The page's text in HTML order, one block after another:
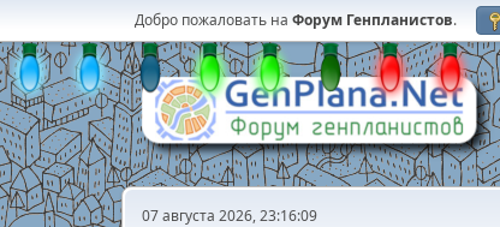
Добро пожаловать на Форум Генпланистов.
07 августа 2026, 23:16:09